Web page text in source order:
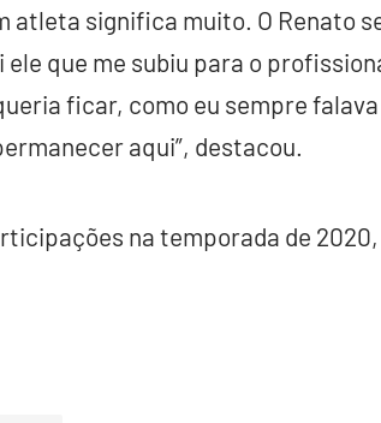
atleta significa muito. O Renato
ele que me subiu para o
ficar, como eu sempre
aqui”, destacou.
na temporada de